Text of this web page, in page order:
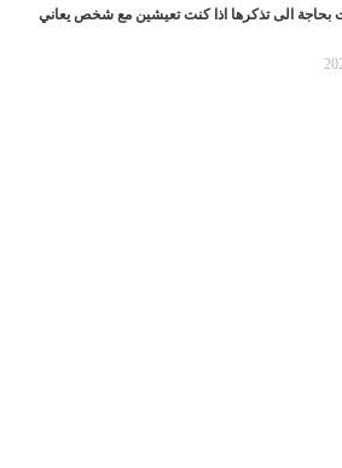
بحاجة الى تذكرها اذا كنت تعيشين مع شخص يعاني